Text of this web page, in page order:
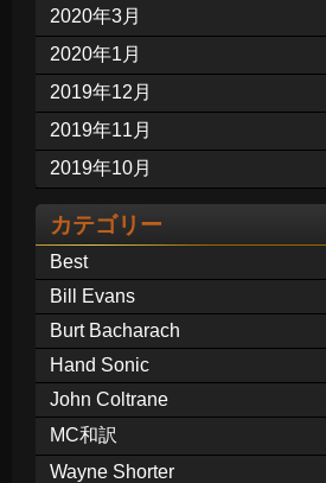
2020年3月
2020年1月
2019年12月
2019年11月
2019年10月
カテゴリー
Best
Bill Evans
Burt Bacharach
Hand Sonic
John Coltrane
MC和訳
Wayne Shorter